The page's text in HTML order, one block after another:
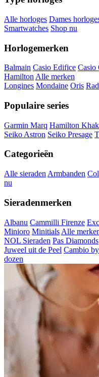
Alle horloges Dames
Smartwatches Shop nu
Horlogemerken
Balmain Casio Edifice Casio
Hamilton Alle merken
Longines Mondaine Oris
Populaire series
Garmin Marq Hamilton
Seiko Astron Seiko Presage
Categorieën
Alle sieraden Armbanden
nu
Sieradenmerken
Albanu Cammilli Firenze
Minioro Minitials Alle
NOL Sieraden Pas Diamonds
Juweel uit de Peel Cambio
dozen